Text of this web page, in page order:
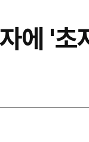
에 '